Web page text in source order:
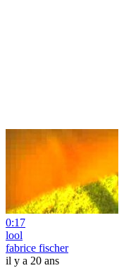
0:17
lool
fabrice fischer
il y a 20 ans